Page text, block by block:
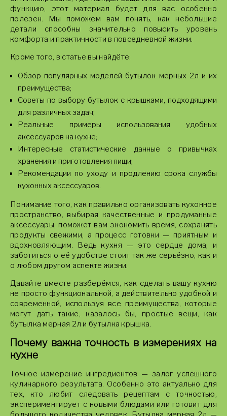
функцию, этот материал будет для вас особенно
полезен. Мы поможем вам понять, как небольшие
детали способны значительно повысить уровень
комфорта и практичности в повседневной жизни.
Кроме того, в статье вы найдёте:
Обзор популярных моделей бутылок мерных 2л и их
преимущества;
Советы по выбору бутылок с крышками, подходящими
для различных задач;
Реальные примеры использования удобных
аксессуаров на кухне;
Интересные статистические данные о привычках
хранения и приготовления пищи;
Рекомендации по уходу и продлению срока службы
кухонных аксессуаров.
Понимание того, как правильно организовать кухонное
пространство, выбирая качественные и продуманные
аксессуары, поможет вам экономить время, сохранять
продукты свежими, а процесс готовки — приятным и
вдохновляющим. Ведь кухня — это сердце дома, и
заботиться о её удобстве стоит так же серьёзно, как и
о любом другом аспекте жизни.
Давайте вместе разберёмся, как сделать вашу кухню
не просто функциональной, а действительно удобной и
современной, используя все преимущества, которые
могут дать такие, казалось бы, простые вещи, как
бутылка мерная 2л и бутылка крышка.
Почему важна точность в измерениях на
кухне
Точное измерение ингредиентов — залог успешного
кулинарного результата. Особенно это актуально для
тех, кто любит следовать рецептам с точностью,
экспериментирует с новыми блюдами или готовит для